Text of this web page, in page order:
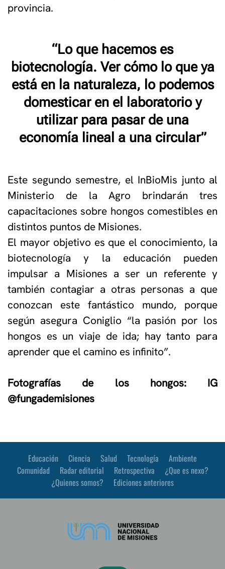
provincia.
“Lo que hacemos es
biotecnología. Ver cómo lo que ya
está en la naturaleza, lo podemos
domesticar en el laboratorio y
utilizar para pasar de una
economía lineal a una circular”
Este segundo semestre, el InBioMis junto al
Ministerio de la Agro brindarán tres
capacitaciones sobre hongos comestibles en
distintos puntos de Misiones.
El mayor objetivo es que el conocimiento, la
biotecnología y la educación pueden
impulsar a Misiones a ser un referente y
también contagiar a otras personas a que
conozcan este fantástico mundo, porque
según asegura Coniglio “la pasión por los
hongos es un viaje de ida; hay tanto para
aprender que el camino es infinito”.
Fotografías de los hongos: IG
@fungademisiones
Educación Ciencia Salud Tecnología
Ambiente
Comunidad
Radar editorial Retrospectiva
¿Que es nexo?
¿Quienes somos?
Ediciones anteriores